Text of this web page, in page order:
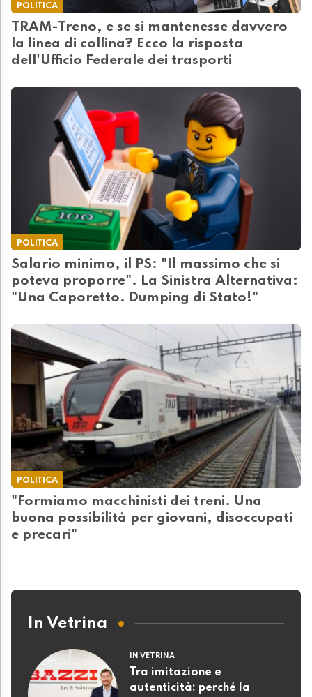
POLITICA
TRAM-Treno, e se si mantenesse davvero
la linea di collina? Ecco la risposta
dell'Ufficio Federale dei trasporti
POLITICA
Salario minimo, il PS: "Il massimo che si
poteva proporre". La Sinistra Alternativa:
"Una Caporetto. Dumping di Stato!"
POLITICA
"Formiamo macchinisti dei treni. Una
buona possibilità per giovani, disoccupati
e precari"
In Vetrina
IN VETRINA
Tra imitazione e
autenticità: perché la